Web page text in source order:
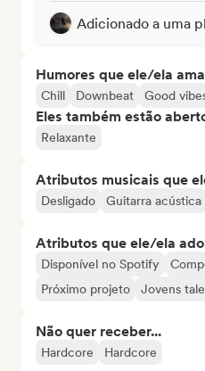
Adicionado a uma
Humores que ele/ela ama
Chill Downbeat Good
Eles também estão
Relaxante
Atributos musicais que
Desligado Guitarra acústica
Atributos que ele/ela
Disponível no Spotify
Próximo projeto
Jovens
Não quer receber...
Hardcore Hardcore